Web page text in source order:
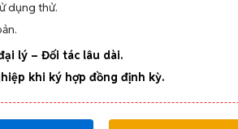
dụng thử.
lý – Đối tác lâu dài.
khi ký hợp đồng định kỳ.